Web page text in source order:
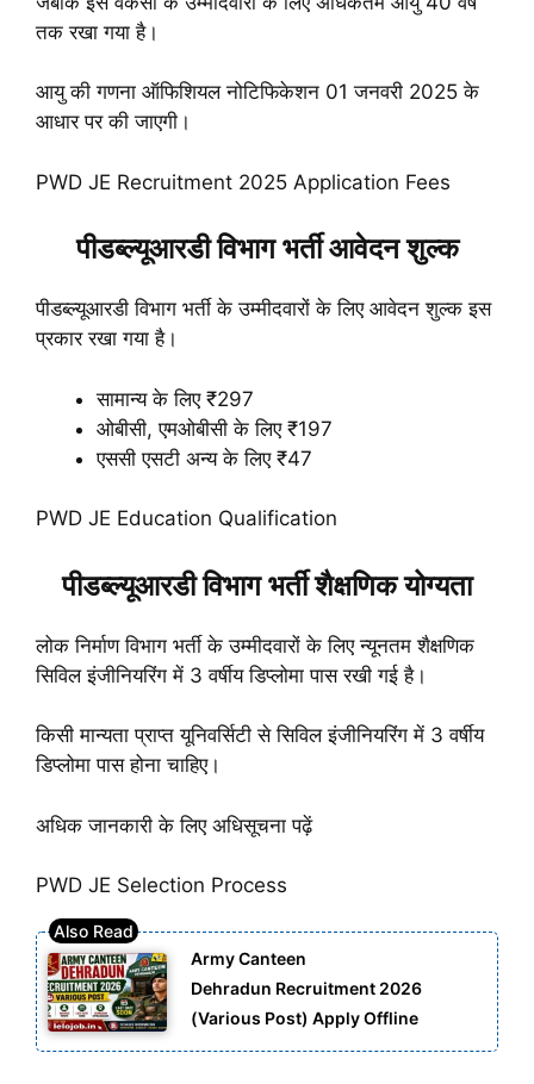
तक रखा गया है।
आयु की गणना ऑफिशियल नोटिफिकेशन 01 जनवरी 2025 के
आधार पर की जाएगी।
PWD JE Recruitment 2025 Application Fees
पीडब्ल्यूआरडी विभाग भर्ती आवेदन शुल्क
पीडब्ल्यूआरडी विभाग भर्ती के उम्मीदवारों के लिए आवेदन शुल्क इस
प्रकार रखा गया है।
सामान्य के लिए ₹297
ओबीसी, एमओबीसी के लिए ₹197
एससी एसटी अन्य के लिए ₹47
PWD JE Education Qualification
पीडब्ल्यूआरडी विभाग भर्ती शैक्षणिक योग्यता
लोक निर्माण विभाग भर्ती के उम्मीदवारों के लिए न्यूनतम शैक्षणिक
सिविल इंजीनियरिंग में 3 वर्षीय डिप्लोमा पास रखी गई है।
किसी मान्यता प्राप्त यूनिवर्सिटी से सिविल इंजीनियरिंग में 3 वर्षीय
डिप्लोमा पास होना चाहिए।
अधिक जानकारी के लिए अधिसूचना पढ़ें
PWD JE Selection Process
Army Canteen
Dehradun Recruitment 2026
(Various Post) Apply Offline